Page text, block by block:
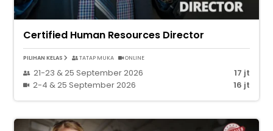
Certified Human Resources Director
PILIHAN KELAS TATAP MUKA ONLINE
21-23 & 25 September 2026
17 jt
2-4 & 25 September 2026
16 jt